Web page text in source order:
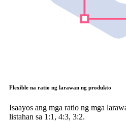
Flexible na ratio ng larawan ng produkto
Isaayos ang mga ratio ng mga
listahan sa 1:1, 4:3, 3:2.